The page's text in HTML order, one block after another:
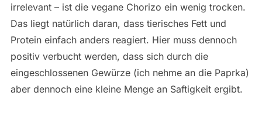
irrelevant – ist die vegane Chorizo ein wenig trocken.
Das liegt natürlich daran, dass tierisches Fett und
Protein einfach anders reagiert. Hier muss dennoch
positiv verbucht werden, dass sich durch die
eingeschlossenen Gewürze (ich nehme an die Paprka)
aber dennoch eine kleine Menge an Saftigkeit ergibt.